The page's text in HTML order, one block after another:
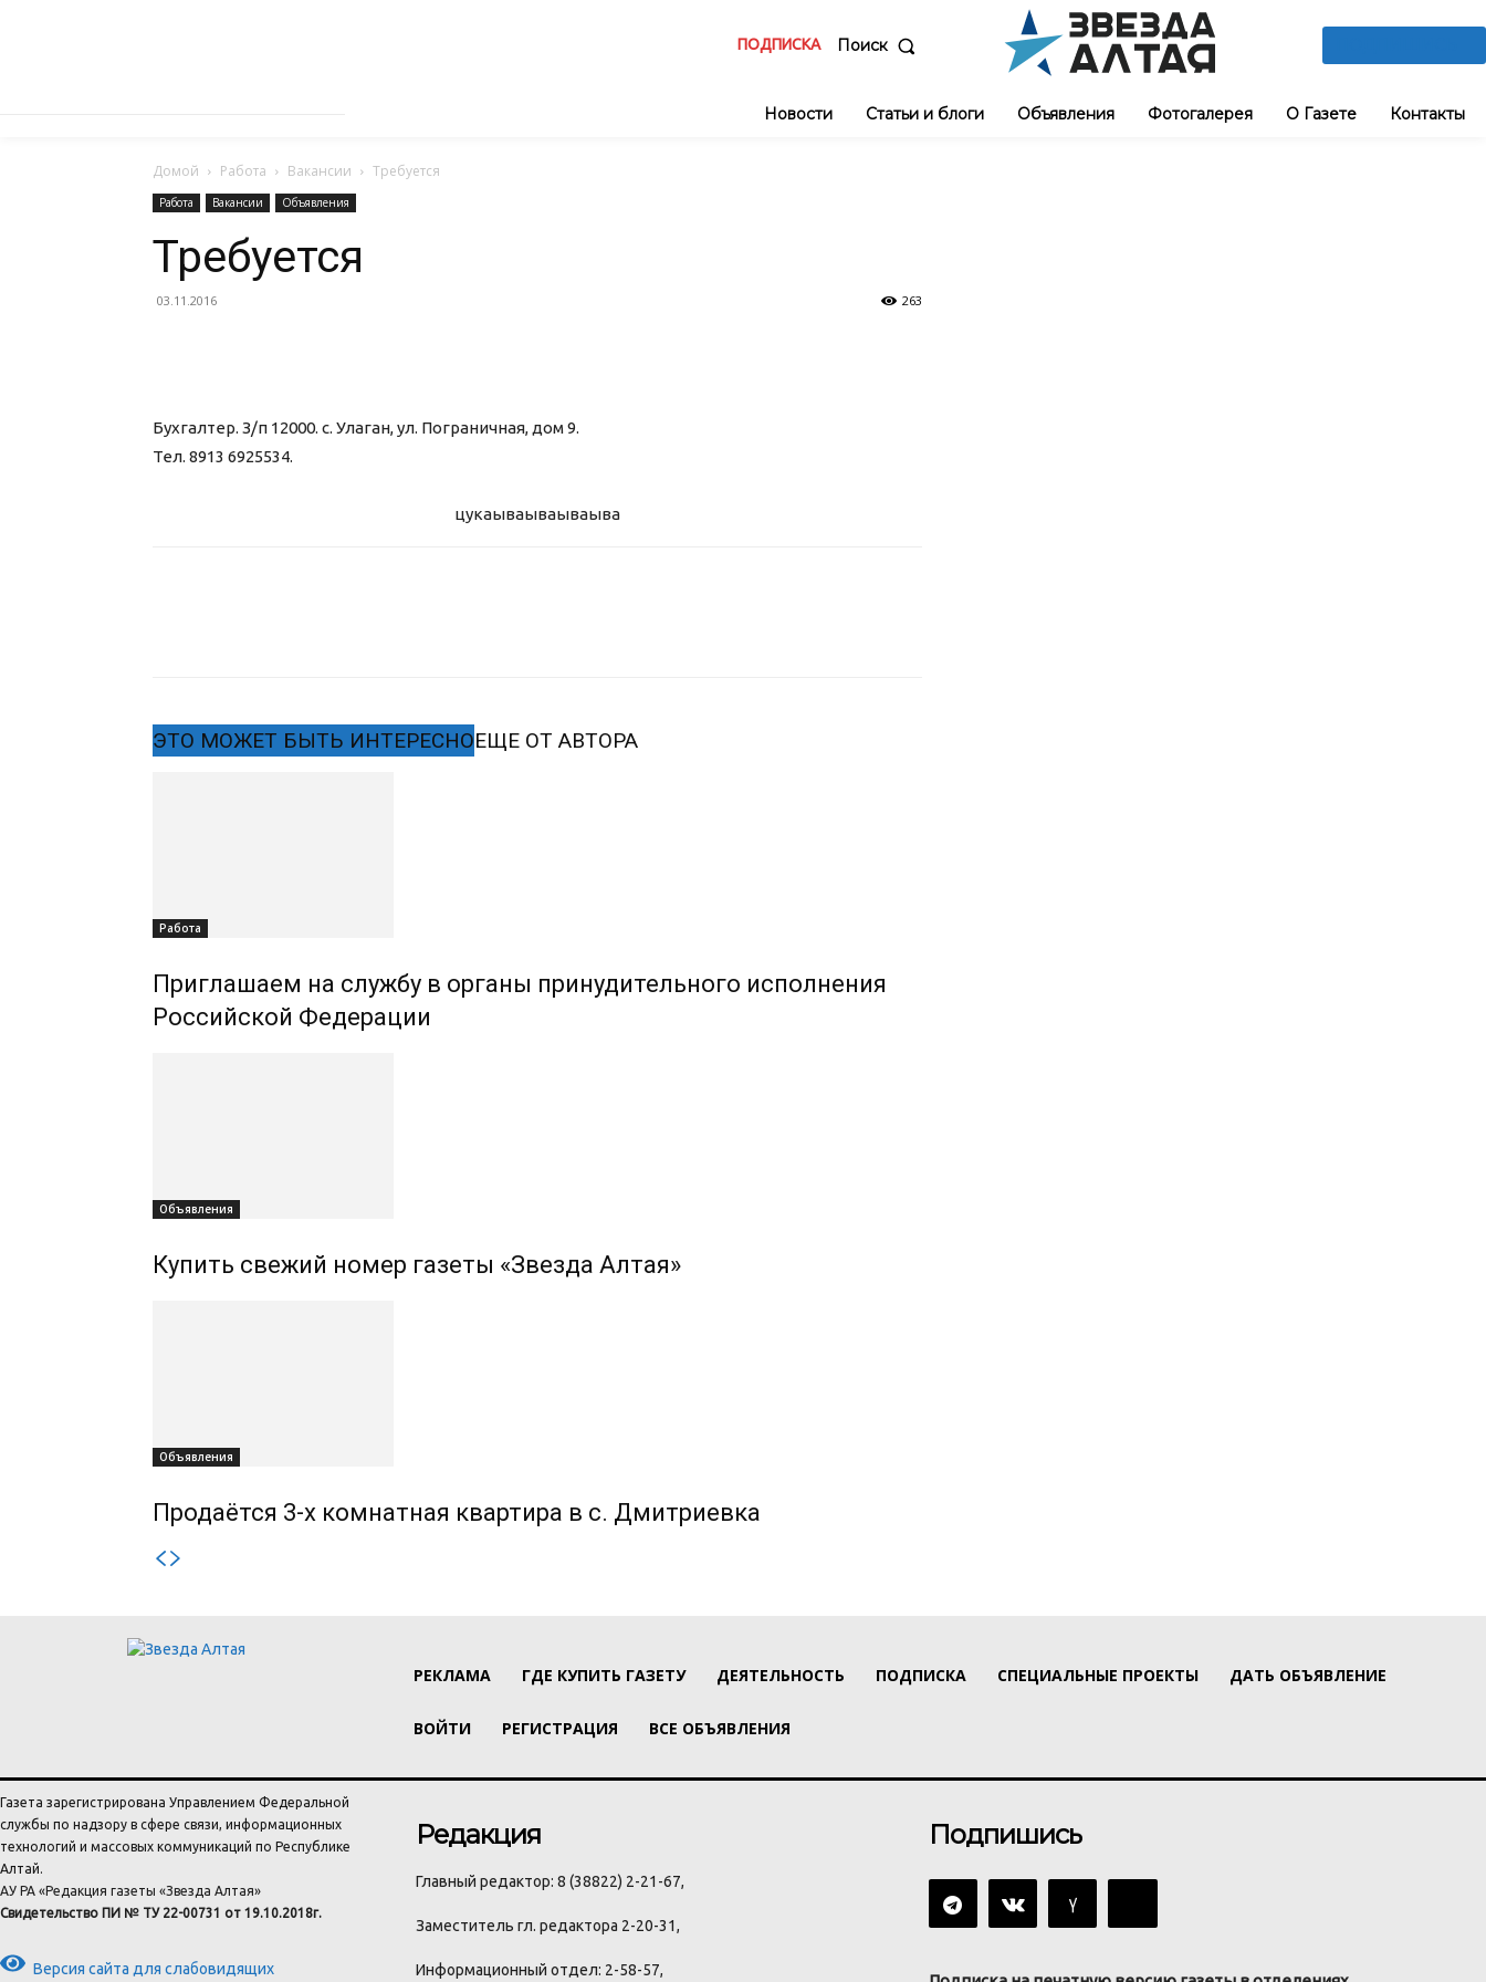
ПОДПИСКА Поиск
Новости Статьи и блоги Объявления Фотогалерея О Газете Контакты
Домой Работа Вакансии Требуется
Работа Вакансии Объявления
Требуется
03.11.2016 263
Бухгалтер. З/п 12000. с. Улаган, ул. Пограничная, дом 9.
Тел. 8913 6925534.
цукаываываываыва
ЭТО МОЖЕТ БЫТЬ ИНТЕРЕСНОЕЩЕ ОТ АВТОРА
Работа
Приглашаем на службу в органы принудительного исполнения
Российской Федерации
Объявления
Купить свежий номер газеты «Звезда Алтая»
Объявления
Продаётся 3-х комнатная квартира в с. Дмитриевка
РЕКЛАМА ГДЕ КУПИТЬ ГАЗЕТУ ДЕЯТЕЛЬНОСТЬ ПОДПИСКА СПЕЦИАЛЬНЫЕ ПРОЕКТЫ ДАТЬ ОБЪЯВЛЕНИЕ
ВОЙТИ РЕГИСТРАЦИЯ ВСЕ ОБЪЯВЛЕНИЯ
Газета зарегистрирована Управлением Федеральной
службы по надзору в сфере связи, информационных
технологий и массовых коммуникаций по Республике
Алтай.
АУ РА «Редакция газеты «Звезда Алтая»
Свидетельство ПИ № ТУ 22-00731 от 19.10.2018г.
Версия сайта для слабовидящих
Редакция
Главный редактор: 8 (38822) 2-21-67,
Заместитель гл. редактора 2-20-31,
Информационный отдел: 2-58-57,
Подпишись